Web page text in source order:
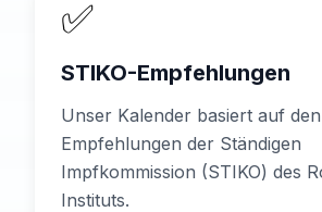
✅
STIKO-Empfehlungen
Unser Kalender basiert auf
Empfehlungen der Ständigen
Impfkommission (STIKO) des
Instituts.